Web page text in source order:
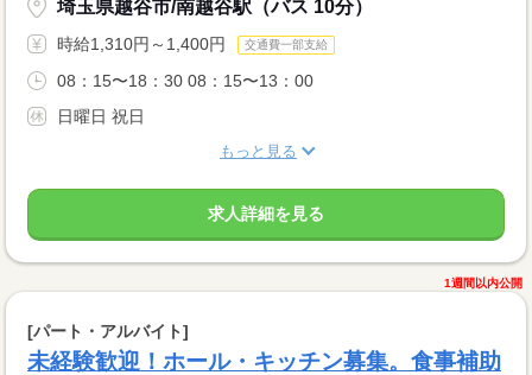
埼玉県越谷市/南越谷駅（バス 10分）
時給1,310円～1,400円 交通費一部支給
08：15〜18：30 08：15〜13：00
日曜日 祝日
もっと見る
求人詳細を見る
1週間以内公開
[パート・アルバイト]
未経験歓迎！ホール・キッチン募集。食事補助